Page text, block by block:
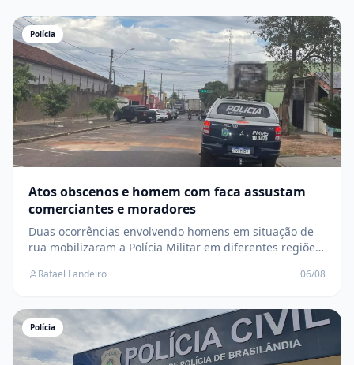
Polícia
Atos obscenos e homem com faca assustam
comerciantes e moradores
Duas ocorrências envolvendo homens em situação de
rua mobilizaram a Polícia Militar em diferentes regiões
equipes
Rafael Landeiro 06/08
Polícia